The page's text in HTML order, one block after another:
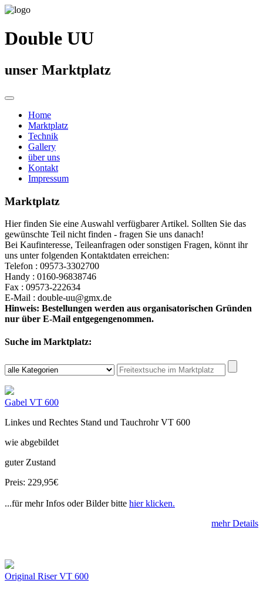
Double UU
unser Marktplatz
Home
Marktplatz
Technik
Gallery
über uns
Kontakt
Impressum
Marktplatz
Hier finden Sie eine Auswahl verfügbarer Artikel. Sollten Sie das
gewünschte Teil nicht finden - fragen Sie uns danach!
Bei Kaufinteresse, Teileanfragen oder sonstigen Fragen, könnt ihr
uns unter folgenden Kontaktdaten erreichen:
Telefon : 09573-3302700
Handy : 0160-96838746
Fax : 09573-222634
E-Mail : double-uu@gmx.de
Hinweis: Bestellungen werden aus organisatorischen Gründen
nur über E-Mail entgegengenommen.
Suche im Marktplatz:
Gabel VT 600
Linkes und Rechtes Stand und Tauchrohr VT 600
wie abgebildet
guter Zustand
Preis: 229,95€
...für mehr Infos oder Bilder bitte hier klicken.
mehr Details
Original Riser VT 600